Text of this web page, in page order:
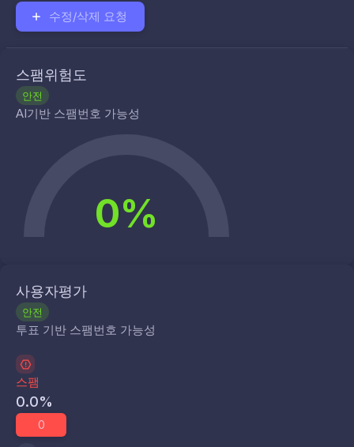
수정/삭제 요청
스팸위험도
안전
AI기반 스팸번호 가능성
0%
사용자평가
안전
투표 기반 스팸번호 가능성
스팸
0.0%
0